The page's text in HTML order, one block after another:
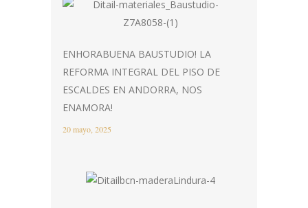
ENHORABUENA BAUSTUDIO! LA
REFORMA INTEGRAL DEL PISO DE
ESCALDES EN ANDORRA, NOS
ENAMORA!
20 mayo, 2025